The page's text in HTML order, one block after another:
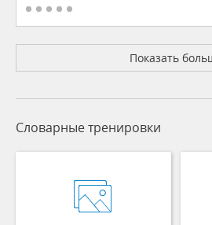
Показать
Словарные тренировки